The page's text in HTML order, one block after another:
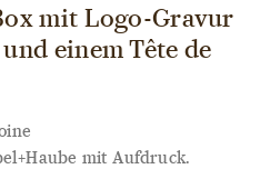
mit Logo-Gravur
einem Tête de
mit Aufdruck.